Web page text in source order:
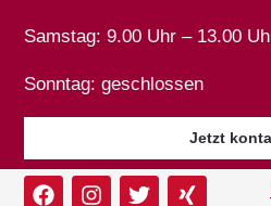
Samstag: 9.00 Uhr – 13.00
Sonntag: geschlossen
Jetzt